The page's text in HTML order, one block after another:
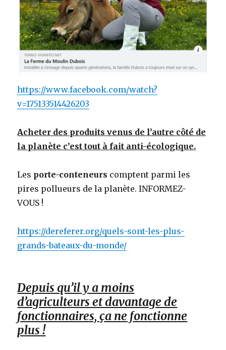
https://www.facebook.com/watch?
v=175133514426203
Acheter des produits venus de l’autre côté de
la planète c’est tout à fait anti-écologique.
Les porte-conteneurs comptent parmi les
pires pollueurs de la planète. INFORMEZ-
VOUS !
https://dereferer.org/quels-sont-les-plus-
grands-bateaux-du-monde/
Depuis qu’il y a moins
d’agriculteurs et davantage de
fonctionnaires, ça ne fonctionne
plus !